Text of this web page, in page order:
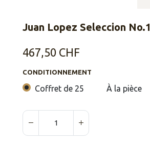
Juan Lopez Seleccion No.1
467,50 CHF
CONDITIONNEMENT
Coffret de 25 À la pièce